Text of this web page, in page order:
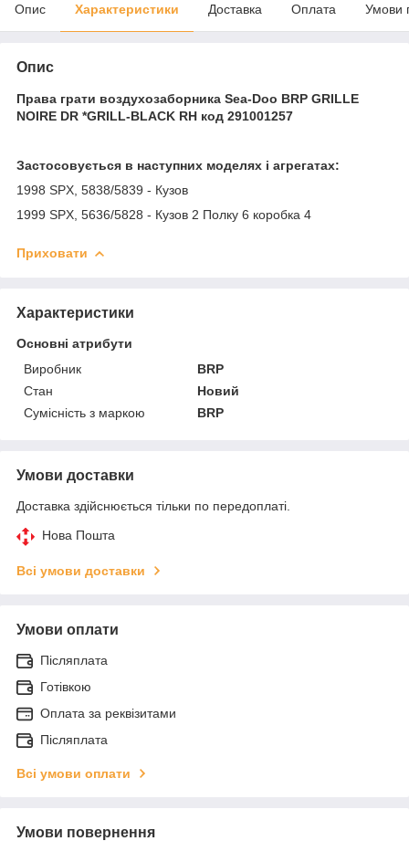
Опис Характеристики Доставка Оплата Умови
Опис
Права грати воздухозаборника Sea-Doo BRP GRILLE
NOIRE DR *GRILL-BLACK RH код 291001257
Застосовується в наступних моделях і агрегатах:
1998 SPX, 5838/5839 - Кузов
1999 SPX, 5636/5828 - Кузов 2 Полку 6 коробка 4
Приховати
Характеристики
Основні атрибути
Виробник
BRP
Стан
Новий
Сумісність з маркою
BRP
Умови доставки
Доставка здійснюється тільки по передоплаті.
Нова Пошта
Всі умови доставки
Умови оплати
Післяплата
Готівкою
Оплата за реквізитами
Післяплата
Всі умови оплати
Умови повернення